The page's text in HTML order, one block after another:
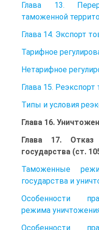
Глава 13.
таможенной
Глава 14. Экспорт
Тарифное
Нетарифное
Глава 15.
Типы и условия
Глава 16.
Глава 17.
государства (ст.
Таможенные
государства и
Особенности
режима
Особенности